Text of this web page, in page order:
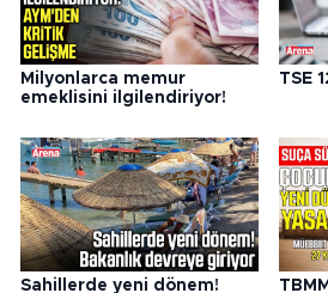
Milyonlarca memur
emeklisini ilgilendiriyor!
TSE
Sahillerde yeni dönem!